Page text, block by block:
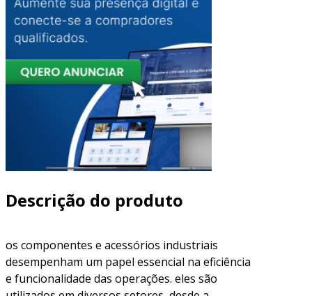
Descrição do produto
os componentes e acessórios industriais
desempenham um papel essencial na eficiência
e funcionalidade das operações. eles são